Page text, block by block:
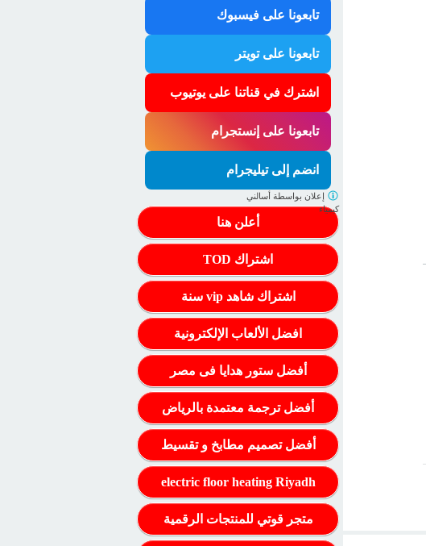
تابعونا على فيسبوك
تابعونا على تويتر
اشترك في قناتنا على يوتيوب
تابعونا على إنستجرام
انضم إلى تيليجرام
أعلن هنا
اشتراك TOD
اشتراك شاهد vip سنة
افضل الألعاب الإلكترونية
أفضل ستور هدايا فى مصر
أفضل ترجمة معتمدة بالرياض
أفضل تصميم مطابخ و تقسيط
electric floor heating Riyadh
متجر قوتي للمنتجات الرقمية
إعلان بواسطة أسالني
كيمياء